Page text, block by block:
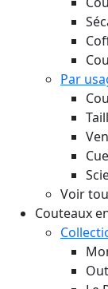
Par
Voir
Couteaux